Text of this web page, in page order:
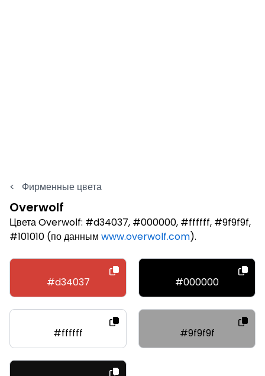
< Фирменные цвета
Overwolf
Цвета Overwolf: #d34037, #000000, #ffffff, #9f9f9f,
#101010 (по данным www.overwolf.com).
#d34037 #000000
#ffffff #9f9f9f